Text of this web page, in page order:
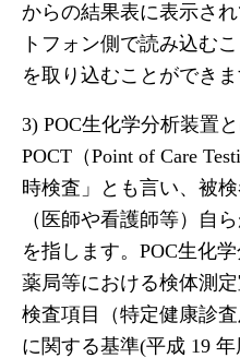
からの結果表に表示さ
トフォン側で読み込む
を取り込むことができま
3) POC生化学分析装置
POCT（Point of Care
時検査」とも言い、被
（医師や看護師等）自
を指します。POC生化
薬局等における検体測
検査項目（特定健康診
に関する基準(平成 19